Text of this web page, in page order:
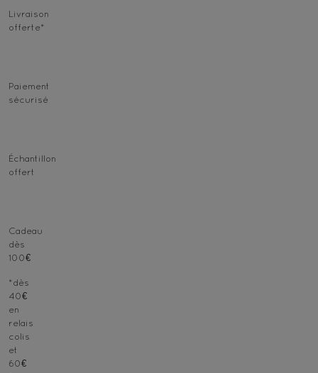
Livraison
offerte*
Paiement
sécurisé
Échantillon
offert
Cadeau
dès
100€
*dès
40€
en
relais
colis
et
60€